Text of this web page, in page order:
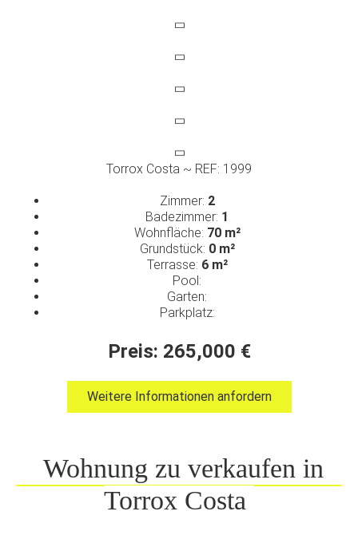
Torrox Costa ~ REF: 1999
Zimmer: 2
Badezimmer: 1
Wohnfläche: 70 m²
Grundstück: 0 m²
Terrasse: 6 m²
Pool:
Garten:
Parkplatz:
Preis: 265,000 €
Weitere Informationen anfordern
Wohnung zu verkaufen in
Torrox Costa